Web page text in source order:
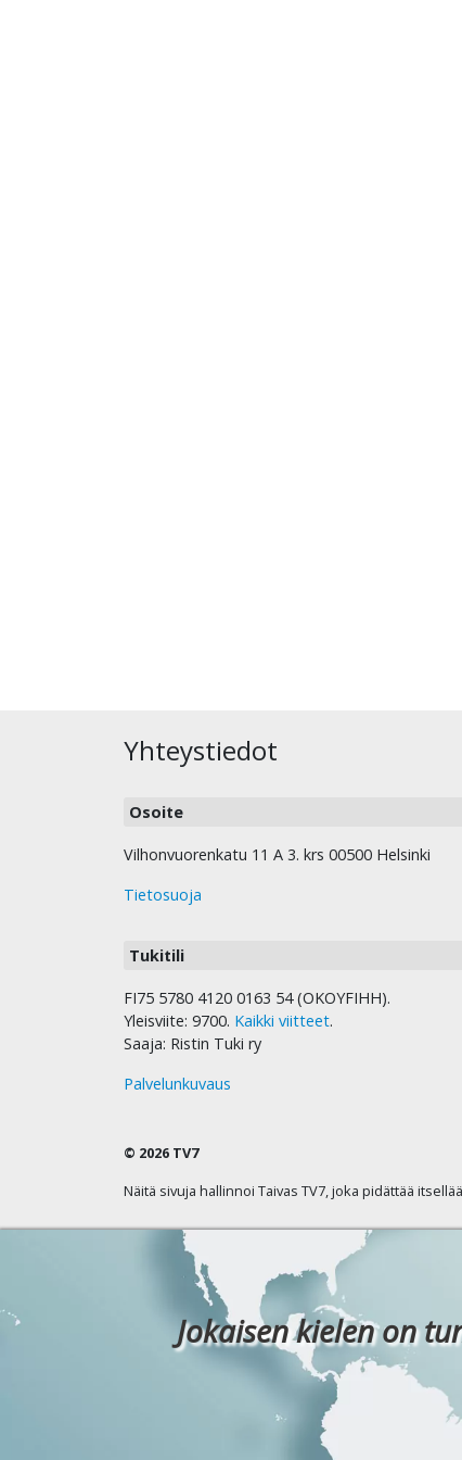
Yhteystiedot
Osoite
Vilhonvuorenkatu 11 A 3. krs 00500 Helsinki
Tietosuoja
Tukitili
FI75 5780 4120 0163 54 (OKOYFIHH).
Yleisviite: 9700. Kaikki viitteet.
Saaja: Ristin Tuki ry
Palvelunkuvaus
© 2026 TV7
Näitä sivuja hallinnoi Taivas TV7, joka pidättää
Jokaisen kielen on